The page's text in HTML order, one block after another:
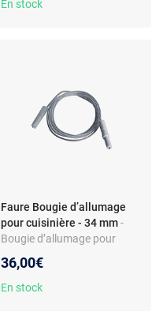
En stock
Faure Bougie d’allumage
pour cuisinière - 34 mm -
Bougie d’allumage pour
et Arthur Martin - Réf.
357044814
36,00€
En stock